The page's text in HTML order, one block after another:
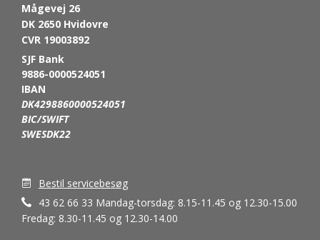
Mågevej 26
DK 2650 Hvidovre
CVR 19003892
SJF Bank
9886-0000524051
IBAN
DK4298860000524051
BIC/SWIFT
SWESDK22
Bestil servicebesøg
43 62 66 33 Mandag-torsdag: 8.15-11.45 og 12.30-15.00
Fredag: 8.30-11.45 og 12.30-14.00